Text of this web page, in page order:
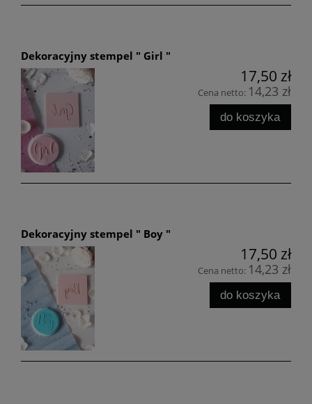
Dekoracyjny stempel " Girl "
17,50 zł
Cena netto: 14,23 zł
do koszyka
Dekoracyjny stempel " Boy "
17,50 zł
Cena netto: 14,23 zł
do koszyka